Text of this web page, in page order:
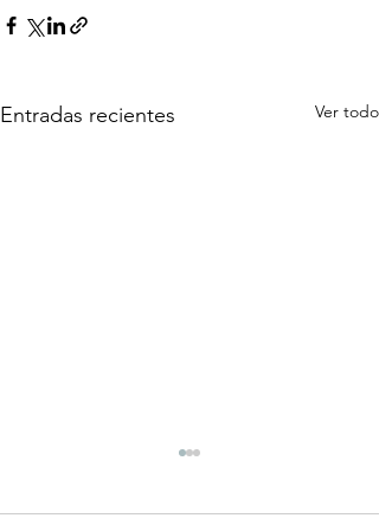
Entradas recientes Ver todo